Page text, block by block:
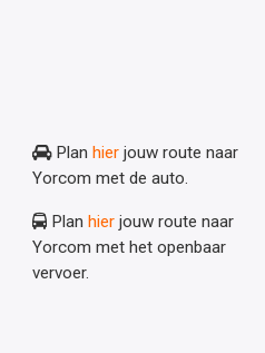
Plan hier jouw route naar
Yorcom met de auto.
Plan hier jouw route naar
Yorcom met het openbaar
vervoer.